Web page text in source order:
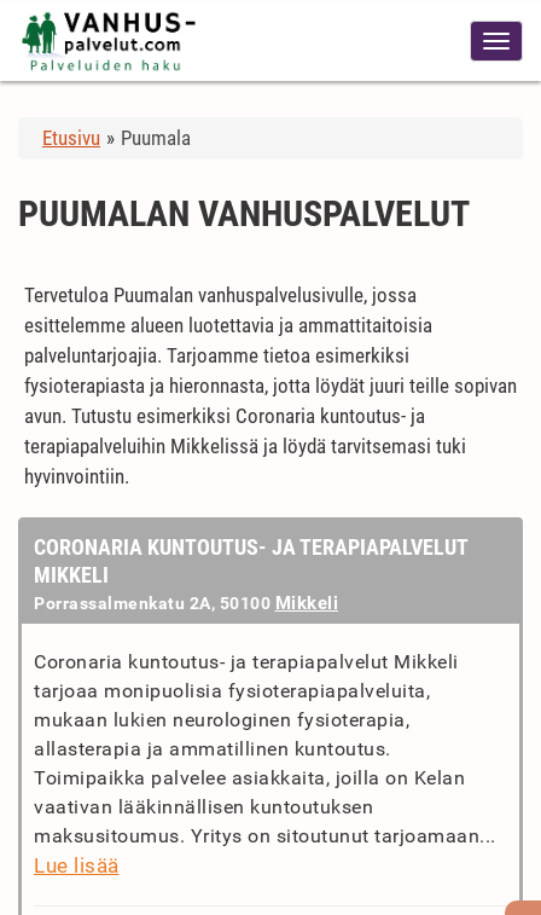
Etusivu » Puumala
PUUMALAN VANHUSPALVELUT
Tervetuloa Puumalan vanhuspalvelusivulle, jossa
esittelemme alueen luotettavia ja ammattitaitoisia
palveluntarjoajia. Tarjoamme tietoa esimerkiksi
fysioterapiasta ja hieronnasta, jotta löydät juuri teille sopivan
avun. Tutustu esimerkiksi Coronaria kuntoutus- ja
terapiapalveluihin Mikkelissä ja löydä tarvitsemasi tuki
hyvinvointiin.
CORONARIA KUNTOUTUS- JA TERAPIAPALVELUT
MIKKELI
Porrassalmenkatu 2A, 50100 Mikkeli
Coronaria kuntoutus- ja terapiapalvelut Mikkeli
tarjoaa monipuolisia fysioterapiapalveluita,
mukaan lukien neurologinen fysioterapia,
allasterapia ja ammatillinen kuntoutus.
Toimipaikka palvelee asiakkaita, joilla on Kelan
vaativan lääkinnällisen kuntoutuksen
maksusitoumus. Yritys on sitoutunut tarjoamaan...
Lue lisää